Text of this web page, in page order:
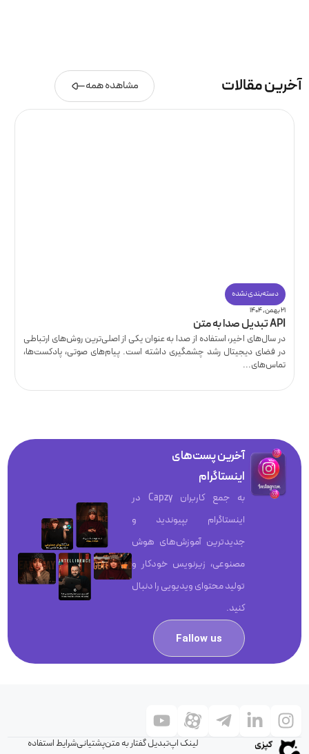
آخرین مقالات مشاهده همه
دسته‌بندی نشده
۲۱ بهمن, ۱۴۰۴
API تبدیل صدا به متن
در سال‌های اخیر، استفاده از صدا به عنوان یکی از اصلی‌ترین روش‌های ارتباطی
در فضای دیجیتال رشد چشمگیری داشته است. پیام‌های صوتی، پادکست‌ها،
تماس‌های...
آخرین پست‌های
اینستاگرام
به جمع کاربران Capzy در
اینستاگرام بپیوندید و
جدیدترین آموزش‌های هوش
مصنوعی، زیرنویس خودکار و
تولید محتوای ویدیویی را دنبال
کنید.
Fallow us
لینک اپتبدیل گفتار به متنپشتیانیشرایط استفاده